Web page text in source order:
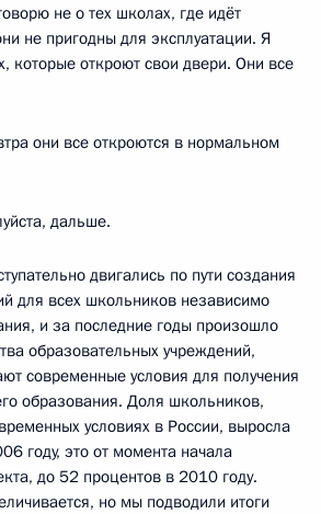
не о тех школах, где идёт
не пригодны для эксплуатации. Я
которые откроют свои двери. Они все
они все откроются в нормальном
дальше.
двигались по пути создания
для всех школьников независимо
и за последние годы произошло
образовательных учреждений,
современные условия для получения
образования. Доля школьников,
условиях в России, выросла
году, это от момента начала
до 52 процентов в 2010 году.
но мы подводили итоги